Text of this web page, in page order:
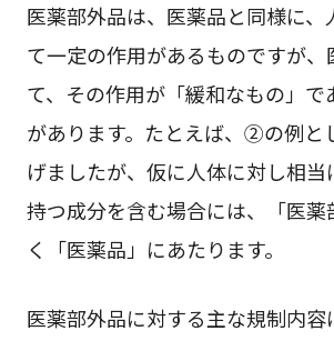
医薬部外品は、医薬品と同様に、
て一定の作用があるものですが、
て、その作用が「緩和なもの」で
があります。たとえば、②の例と
げましたが、仮に人体に対し相当
持つ成分を含む場合には、「医薬
く「医薬品」にあたります。
医薬部外品に対する主な規制内容